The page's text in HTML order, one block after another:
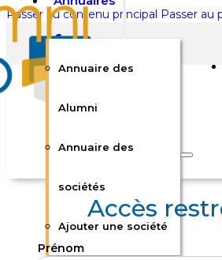
Passer au contenu principal Passer au
Rechercher
Rechercher
Annuaire des
Alumni
Annuaire des
sociétés
Ajouter une société
Accès
Prénom